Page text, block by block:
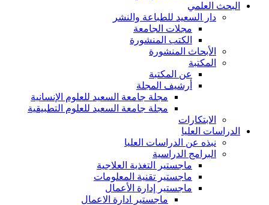
البحث العلمي
دار السعيد للطباعة والنشر
مجلات الجامعة
الكتب المنشورة
الأبحاث المنشورة
المكتبة
عن المكتبة
أرشيف المجلة
مجلة جامعة السعيد للعلوم الإنسانية
مجلة جامعة السعيد للعلوم التطبيقية
الابتكارات
الدراسات العليا
نبذه عن الدراسات العليا
البرامج الدراسية
ماجستير التغذية العلاجية
ماجستير تقنية المعلومات
ماجستير إدارة الأعمال
ماجستير ادارة الاعمال